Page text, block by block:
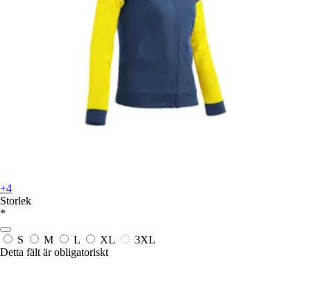
+4
Storlek
*
S M L XL
3XL
Detta fält är obligatoriskt